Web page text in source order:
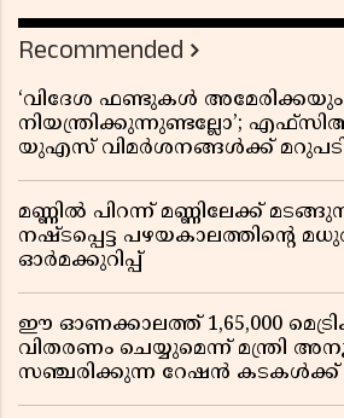
Recommended
‘വിദേശ ഫണ്ടുകൾ അമേരിക്കയും
നിയന്ത്രിക്കുന്നുണ്ടല്ലോ’;
യുഎസ് വിമർശനങ്ങൾക്ക്
മണ്ണിൽ പിറന്ന് മണ്ണിലേക്ക്
നഷ്ടപ്പെട്ട പഴയകാലത്തിൻ്റെ
ഓർമക്കുറിപ്പ്
ഈ ഓണക്കാലത്ത് 1,65,000
വിതരണം ചെയ്യുമെന്ന് മന്ത്രി
സഞ്ചരിക്കുന്ന റേഷൻ കടകൾക്ക്